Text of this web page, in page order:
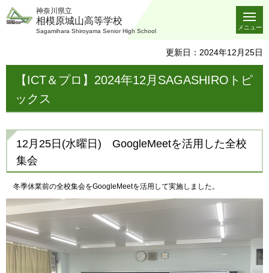
神奈川県立
相模原城山高等学校
Sagamihara Shiroyama Senior High School
メニュー
更新日：2024年12月25日
【ICT＆プロ】2024年12月SAGASHIROトピ
ックス
12月25日(水曜日) GoogleMeetを活用した全校
集会
冬季休業前の全校集会をGoogleMeetを活用して実施しました。